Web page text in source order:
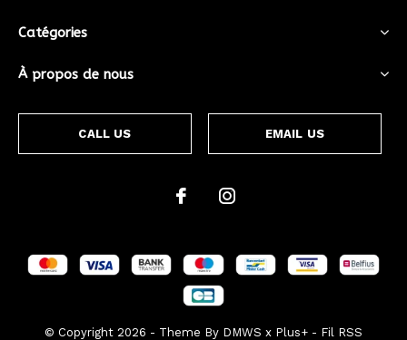
Catégories
À propos de nous
CALL US EMAIL US
© Copyright 2026 - Theme By DMWS x Plus+ - Fil RSS